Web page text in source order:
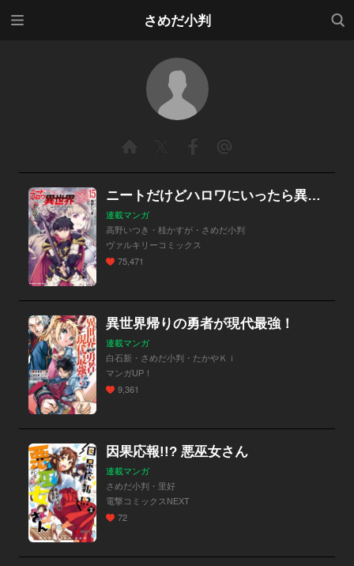
さめだ小判
検索
ニートだけどハロワにいったら異世界につれてかれた
連載マンガ
高野いつき・桂かすが・さめだ小判
ヴァルキリーコミックス
75,471
異世界帰りの勇者が現代最強！
連載マンガ
白石新・さめだ小判・たかやＫｉ
マンガUP！
9,361
因果応報!!? 悪巫女さん
連載マンガ
さめだ小判・里好
電撃コミックスNEXT
72